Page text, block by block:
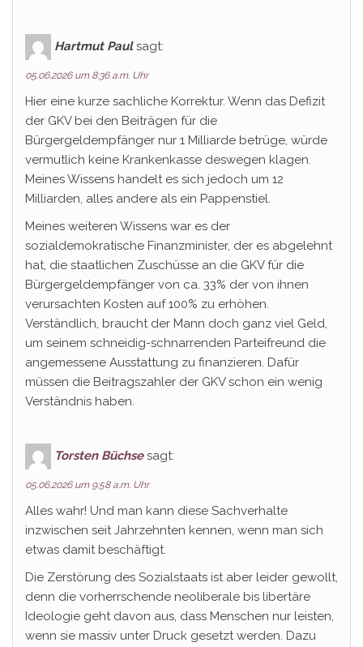
Hartmut Paul sagt:
05.06.2026 um 8:36 a.m. Uhr
Hier eine kurze sachliche Korrektur. Wenn das Defizit
der GKV bei den Beiträgen für die
Bürgergeldempfänger nur 1 Milliarde betrüge, würde
vermutlich keine Krankenkasse deswegen klagen.
Meines Wissens handelt es sich jedoch um 12
Milliarden, alles andere als ein Pappenstiel.
Meines weiteren Wissens war es der
sozialdemokratische Finanzminister, der es abgelehnt
hat, die staatlichen Zuschüsse an die GKV für die
Bürgergeldempfänger von ca. 33% der von ihnen
verursachten Kosten auf 100% zu erhöhen.
Verständlich, braucht der Mann doch ganz viel Geld,
um seinem schneidig-schnarrenden Parteifreund die
angemessene Ausstattung zu finanzieren. Dafür
müssen die Beitragszahler der GKV schon ein wenig
Verständnis haben.
Torsten Büchse sagt:
05.06.2026 um 9:58 a.m. Uhr
Alles wahr! Und man kann diese Sachverhalte
inzwischen seit Jahrzehnten kennen, wenn man sich
etwas damit beschäftigt.
Die Zerstörung des Sozialstaats ist aber leider gewollt,
denn die vorherrschende neoliberale bis libertäre
Ideologie geht davon aus, dass Menschen nur leisten,
wenn sie massiv unter Druck gesetzt werden. Dazu